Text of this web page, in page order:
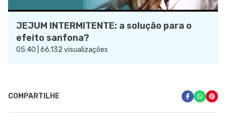
JEJUM INTERMITENTE: a solução para o
efeito sanfona?
05:40 | 66.132 visualizações
COMPARTILHE